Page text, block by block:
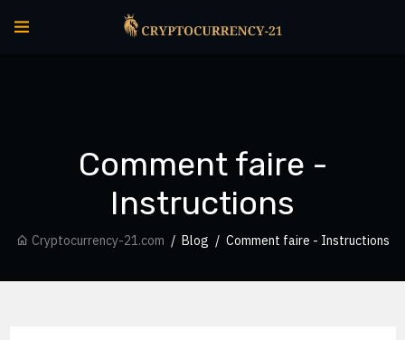
Comment faire -
Instructions
Cryptocurrency-21.com Blog Comment faire - Instructions